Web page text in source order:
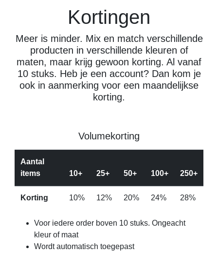
Kortingen
Meer is minder. Mix en match verschillende
producten in verschillende kleuren of
maten, maar krijg gewoon korting. Al vanaf
10 stuks. Heb je een account? Dan kom je
ook in aanmerking voor een maandelijkse
korting.
Volumekorting
Aantal
items
10+ 25+ 50+ 100+ 250+
Korting 10% 12% 20% 24% 28%
Voor iedere order boven 10 stuks. Ongeacht
kleur of maat
Wordt automatisch toegepast